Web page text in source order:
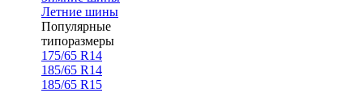
Летние шины
Популярные
типоразмеры
175/65 R14
185/65 R14
185/65 R15